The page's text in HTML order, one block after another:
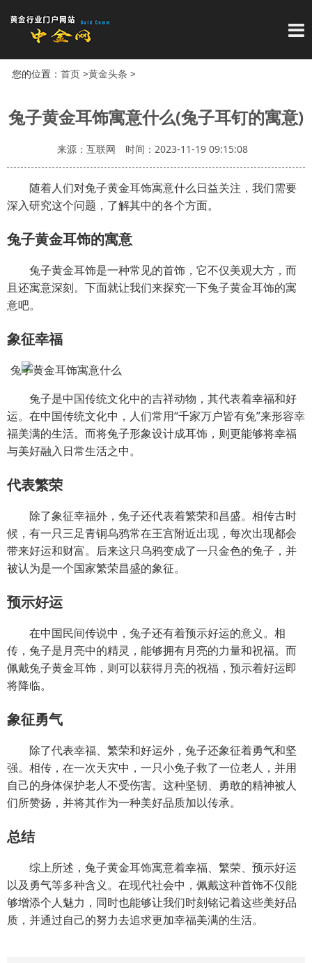
导
您的位置： 首页>黄金头条 >
兔子黄金耳饰寓意什么(兔子耳钉的寓意)
来源：互联网 时间：2023-11-19 09:15:08
随着人们对兔子黄金耳饰寓意什么日益关注，我们需要
深入研究这个问题，了解其中的各个方面。
兔子黄金耳饰的寓意
兔子黄金耳饰是一种常见的首饰，它不仅美观大方，而
且还寓意深刻。下面就让我们来探究一下兔子黄金耳饰的寓
意吧。
象征幸福
兔子是中国传统文化中的吉祥动物，其代表着幸福和好
运。在中国传统文化中，人们常用“千家万户皆有兔”来形容幸
福美满的生活。而将兔子形象设计成耳饰，则更能够将幸福
与美好融入日常生活之中。
代表繁荣
除了象征幸福外，兔子还代表着繁荣和昌盛。相传古时
候，有一只三足青铜乌鸦常在王宫附近出现，每次出现都会
带来好运和财富。后来这只乌鸦变成了一只金色的兔子，并
被认为是一个国家繁荣昌盛的象征。
预示好运
在中国民间传说中，兔子还有着预示好运的意义。相
传，兔子是月亮中的精灵，能够拥有月亮的力量和祝福。而
佩戴兔子黄金耳饰，则可以获得月亮的祝福，预示着好运即
将降临。
象征勇气
除了代表幸福、繁荣和好运外，兔子还象征着勇气和坚
强。相传，在一次天灾中，一只小兔子救了一位老人，并用
自己的身体保护老人不受伤害。这种坚韧、勇敢的精神被人
们所赞扬，并将其作为一种美好品质加以传承。
总结
综上所述，兔子黄金耳饰寓意着幸福、繁荣、预示好运
以及勇气等多种含义。在现代社会中，佩戴这种首饰不仅能
够增添个人魅力，同时也能够让我们时刻铭记着这些美好品
质，并通过自己的努力去追求更加幸福美满的生活。